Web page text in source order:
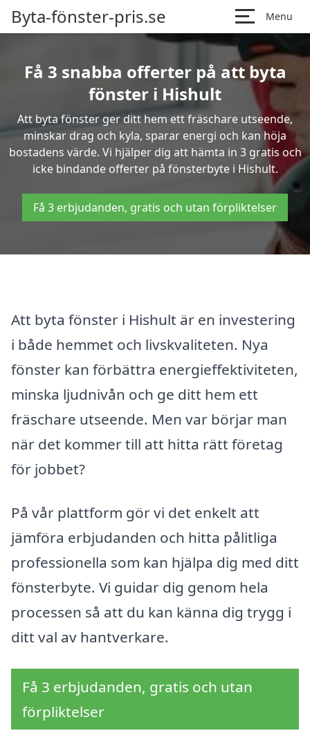
Byta-fönster-pris.se Menu
Få 3 snabba offerter på att byta
fönster i Hishult
Att byta fönster ger ditt hem ett fräschare utseende,
minskar drag och kyla, sparar energi och kan höja
bostadens värde. Vi hjälper dig att hämta in 3 gratis och
icke bindande offerter på fönsterbyte i Hishult.
Få 3 erbjudanden, gratis och utan förpliktelser
Att byta fönster i Hishult är en investering
i både hemmet och livskvaliteten. Nya
fönster kan förbättra energieffektiviteten,
minska ljudnivån och ge ditt hem ett
fräschare utseende. Men var börjar man
när det kommer till att hitta rätt företag
för jobbet?
På vår plattform gör vi det enkelt att
jämföra erbjudanden och hitta pålitliga
professionella som kan hjälpa dig med ditt
fönsterbyte. Vi guidar dig genom hela
processen så att du kan känna dig trygg i
ditt val av hantverkare.
Få 3 erbjudanden, gratis och utan
förpliktelser